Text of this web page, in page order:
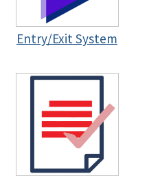
Entry/Exit System